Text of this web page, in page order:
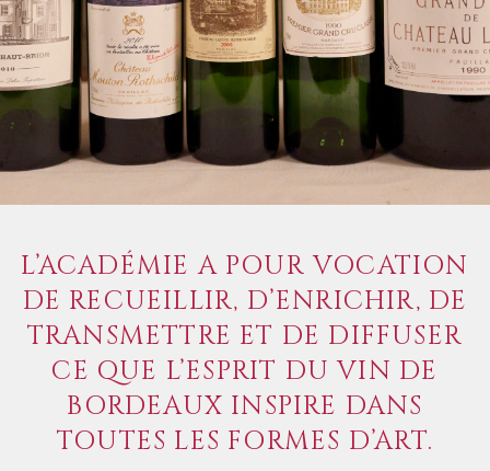
L’ACADÉMIE A POUR VOCATION
DE RECUEILLIR, D’ENRICHIR, DE
TRANSMETTRE ET DE DIFFUSER
CE QUE L’ESPRIT DU VIN DE
BORDEAUX INSPIRE DANS
TOUTES LES FORMES D’ART.